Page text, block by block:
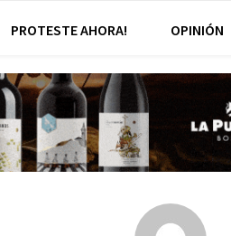
PROTESTE AHORA! OPINIÓN